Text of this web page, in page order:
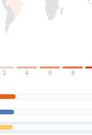
2 4 6 8